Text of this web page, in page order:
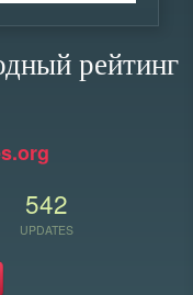
рейтинг
542
UPDATES